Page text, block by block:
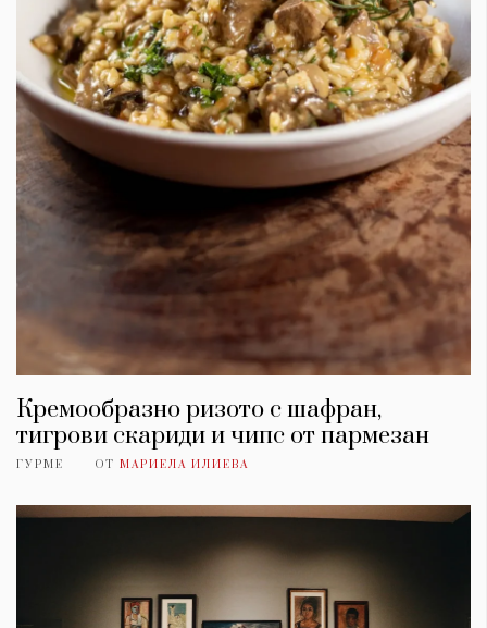
Кремообразно ризото с шафран,
тигрови скариди и чипс от пармезан
ГУРМЕ ОТ МАРИЕЛА ИЛИЕВА